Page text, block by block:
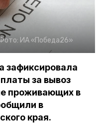
ИА «Победа26»
зафиксировала
за вывоз
проживающих в
в
края.